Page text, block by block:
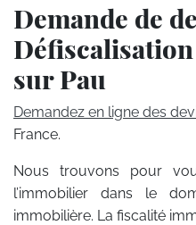
Demande de
sur Pau
Demandez en ligne des
France.
Nous trouvons pour
l’immobilier dans le
immobilière. La fiscalité